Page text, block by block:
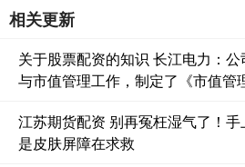
相关更新
关于股票配资的知识 长江电力：
与市值管理工作，制定了《市值管
江苏期货配资 别再冤枉湿气了！
是皮肤屏障在求救